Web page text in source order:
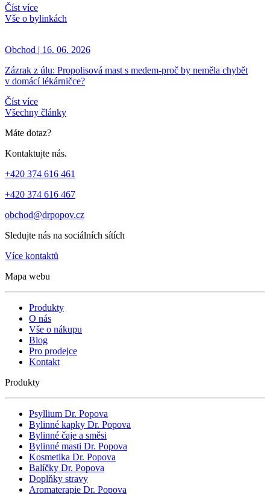
Číst více
Vše o bylinkách
Obchod | 16. 06. 2026
Zázrak z úlu: Propolisová mast s medem-proč by neměla chybět
v domácí lékárničce?
Číst více
Všechny články
Máte dotaz?
Kontaktujte nás.
+420 374 616 461
+420 374 616 467
obchod@drpopov.cz
Sledujte nás na sociálních sítích
Více kontaktů
Mapa webu
Produkty
O nás
Vše o nákupu
Blog
Pro prodejce
Kontakt
Produkty
Psyllium Dr. Popova
Bylinné kapky Dr. Popova
Bylinné čaje a směsi
Bylinné masti Dr. Popova
Kosmetika Dr. Popova
Balíčky Dr. Popova
Doplňky stravy
Aromaterapie Dr. Popova